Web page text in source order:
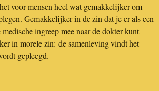
voor mensen heel wat gemakkelijker om
Gemakkelijker in de zin dat je er als een
ingreep mee naar de dokter kunt
in morele zin: de samenleving vindt het
gepleegd.